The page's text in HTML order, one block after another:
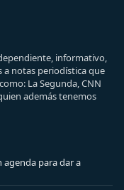
informativo,
a notas periodística que
La Segunda, CNN
además tenemos
para dar a